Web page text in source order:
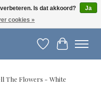
Verlanglijst
The Flowers - White
Is dat akkoord?
Ja
cookies »